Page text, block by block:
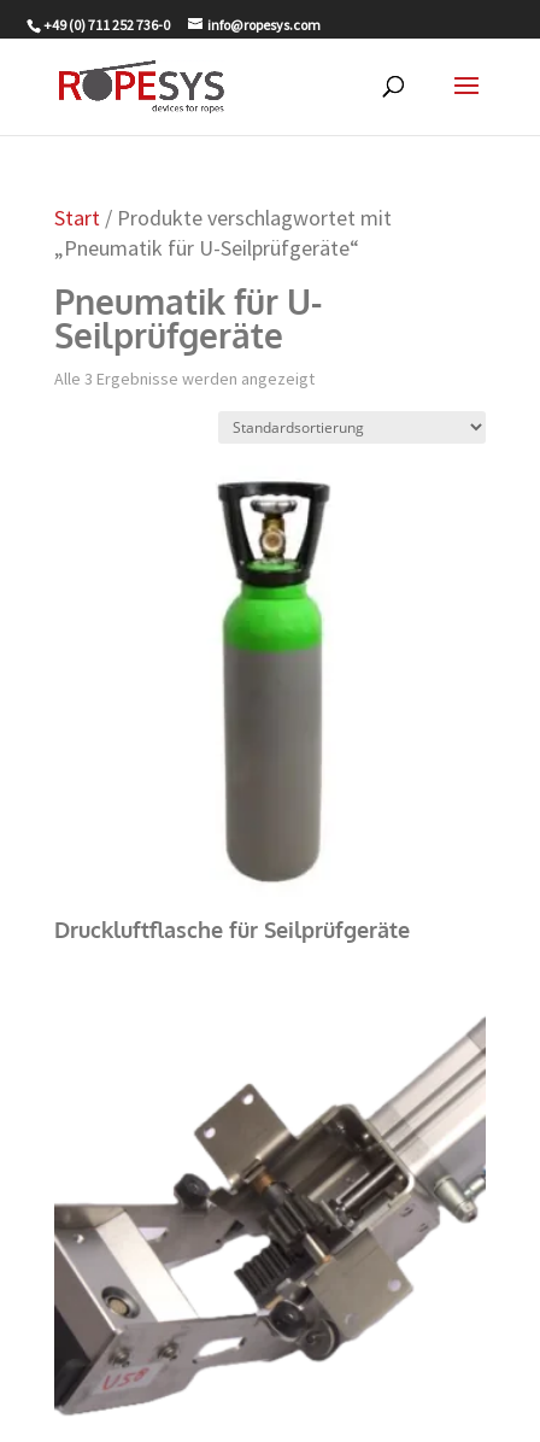
+49 (0) 711 252 736-0 info@ropesys.com
Start/ Produkte verschlagwortet mit
„Pneumatik für U-Seilprüfgeräte“
Pneumatik für U-
Seilprüfgeräte
Alle 3 Ergebnisse werden angezeigt
Druckluftflasche für Seilprüfgeräte